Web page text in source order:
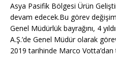
Asya Pasifik Bölgesi Ürün
devam edecek.Bu görev
Genel Müdürlük bayrağını, 4
A.Ş.’de Genel Müdür olarak
2019 tarihinde Marco